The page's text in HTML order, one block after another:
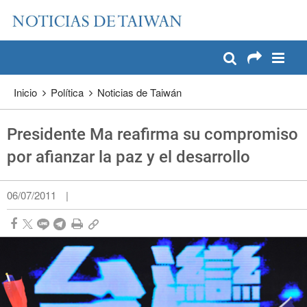
Pase a contenido principal
Inicio Política Noticias de Taiwán
Presidente Ma reafirma su compromiso
por afianzar la paz y el desarrollo
06/07/2011 |